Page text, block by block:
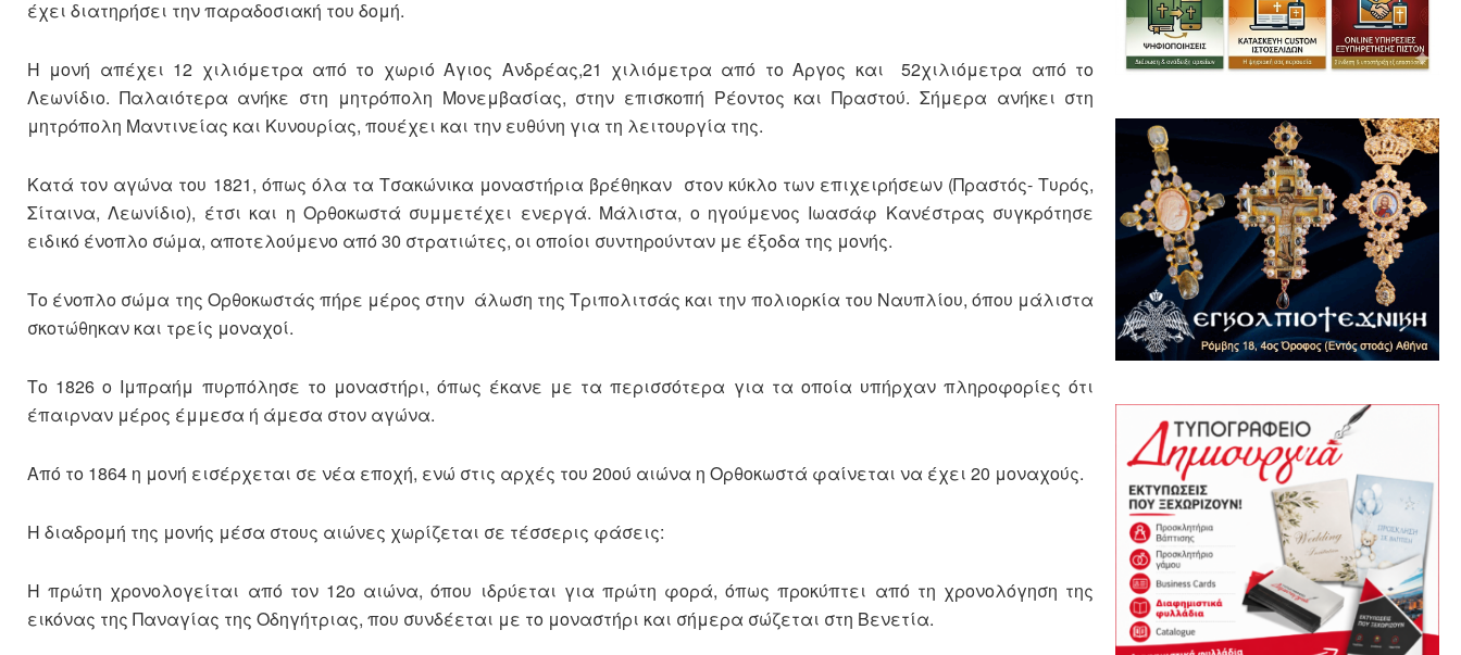
έχει διατηρήσει την παραδοσιακή του δομή.
Η μονή απέχει 12 χιλιόμετρα από το χωριό Αγιος Ανδρέας,21 χιλιόμετρα από το Αργος και 52χιλιόμετρα από το
Λεωνίδιο. Παλαιότερα ανήκε στη μητρόπολη Μονεμβασίας, στην επισκοπή Ρέοντος και Πραστού. Σήμερα ανήκει στη
μητρόπολη Μαντινείας και Κυνουρίας, πουέχει και την ευθύνη για τη λειτουργία της.
Κατά τον αγώνα του 1821, όπως όλα τα Τσακώνικα μοναστήρια βρέθηκαν στον κύκλο των επιχειρήσεων (Πραστός- Τυρός,
Σίταινα, Λεωνίδιο), έτσι και η Ορθοκωστά συμμετέχει ενεργά. Μάλιστα, ο ηγούμενος Ιωασάφ Κανέστρας συγκρότησε
ειδικό ένοπλο σώμα, αποτελούμενο από 30 στρατιώτες, οι οποίοι συντηρούνταν με έξοδα της μονής.
Το ένοπλο σώμα της Ορθοκωστάς πήρε μέρος στην άλωση της Τριπολιτσάς και την πολιορκία του Ναυπλίου, όπου μάλιστα
σκοτώθηκαν και τρείς μοναχοί.
Το 1826 ο Ιμπραήμ πυρπόλησε το μοναστήρι, όπως έκανε με τα περισσότερα για τα οποία υπήρχαν πληροφορίες ότι
έπαιρναν μέρος έμμεσα ή άμεσα στον αγώνα.
Από το 1864 η μονή εισέρχεται σε νέα εποχή, ενώ στις αρχές του 20ού αιώνα η Ορθοκωστά φαίνεται να έχει 20 μοναχούς.
Η διαδρομή της μονής μέσα στους αιώνες χωρίζεται σε τέσσερις φάσεις:
Η πρώτη χρονολογείται από τον 12ο αιώνα, όπου ιδρύεται για πρώτη φορά, όπως προκύπτει από τη χρονολόγηση της
εικόνας της Παναγίας της Οδηγήτριας, που συνδέεται με το μοναστήρι και σήμερα σώζεται στη Βενετία.